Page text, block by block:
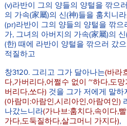
(v)라반이 그의 양들의 양털을 깎으
의 가속(家屬)의 신(神)들을 훔치니
(pr)라반이 그의 양들의 양털을 깎
가, 그녀의 아버지의 가속(家屬)의
(한) 때에 라반이 양털을 깎으러 갔
적질하고
창3120. 그리고 그가 달아나는(바라
다,가버리다,어쩔수 없이 ~하다,도
버리다,쏘다) 것을 그가 저에게 말
(아람미:아람인,시리아인,아람여인)
나갔느니라(가나브:훔치다,속이다,
가다,도둑질하다,살그머니 가지다),